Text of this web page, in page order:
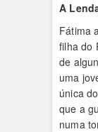
A
Fátima
filha do
de
uma
única
que a
numa